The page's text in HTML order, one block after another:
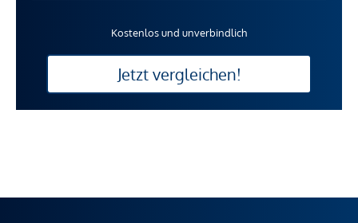
Kostenlos und unverbindlich
Jetzt vergleichen!